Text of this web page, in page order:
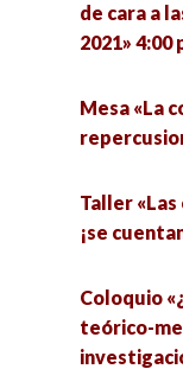
4:00 pm
COVID-19»
la pandemia
Ponencia «La
de cara a
2021» 4:00
Mesa «La
Taller
¡se
Coloquio
teórico-